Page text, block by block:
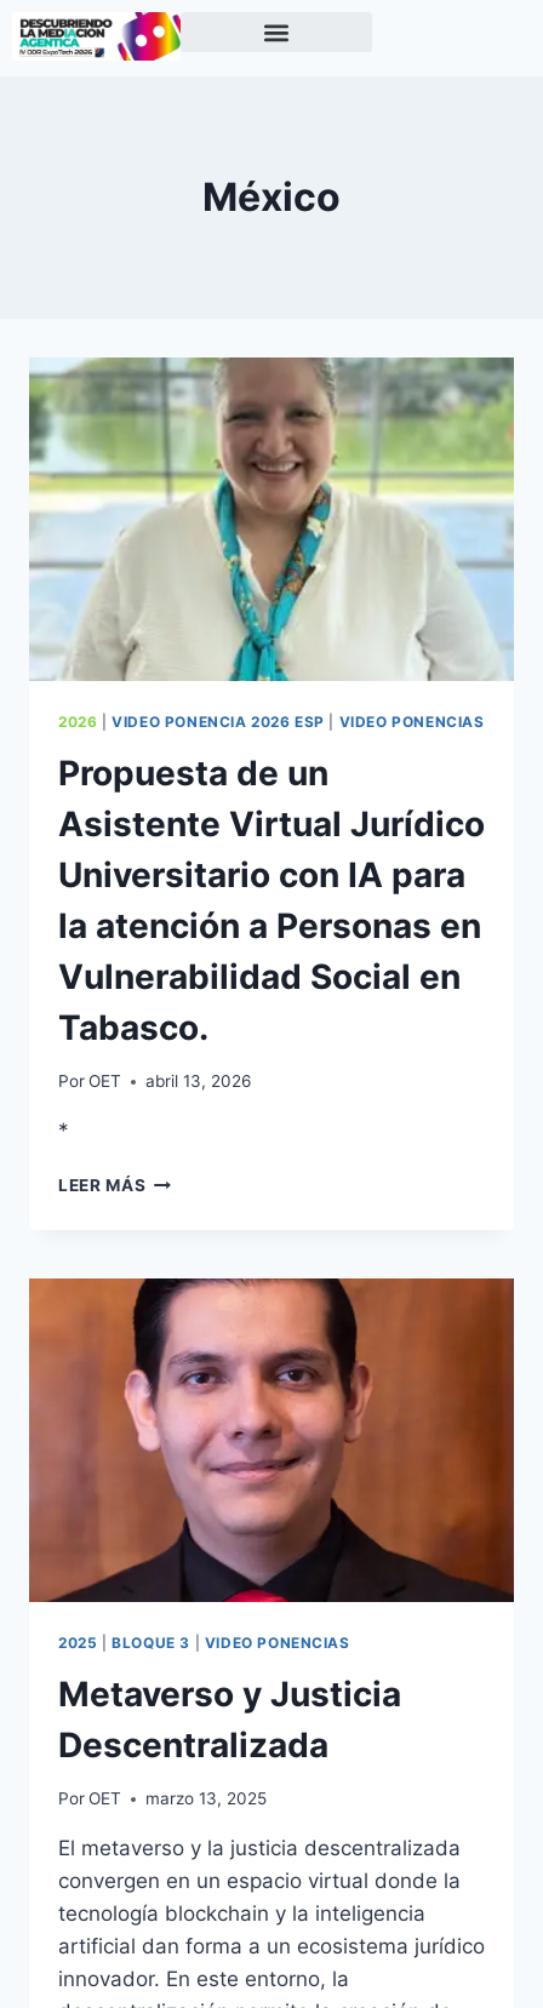
México
2026 |VIDEO PONENCIA 2026 ESP VIDEO PONENCIAS
Propuesta de un
Asistente Virtual Jurídico
Universitario con IA para
la atención a Personas en
Vulnerabilidad Social en
Tabasco.
PorOET abril 13, 2026
*
LEER MÁS
2025 |BLOQUE 3 VIDEO PONENCIAS
Metaverso y Justicia
Descentralizada
PorOET marzo 13, 2025
El metaverso y la justicia descentralizada
convergen en un espacio virtual donde la
tecnología blockchain y la inteligencia
artificial dan forma a un ecosistema jurídico
innovador. En este entorno, la